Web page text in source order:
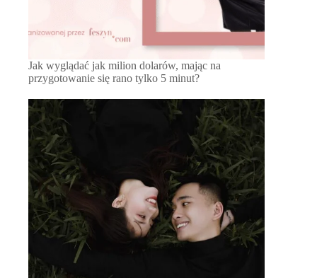
Jak wyglądać jak milion dolarów, mając na
przygotowanie się rano tylko 5 minut?